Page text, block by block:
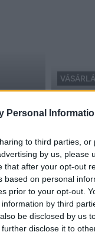
Personal
to third parties,
by us, please
that after your opt-out
based on personal
prior to your opt-out.
by third
be disclosed by us
disclose it to
Erre